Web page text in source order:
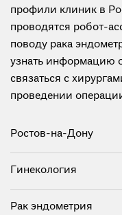
профили клиник в
проводятся робот-
поводу рака
узнать информацию
связаться с
проведении
Ростов-на-Дону
Гинекология
Рак эндометрия